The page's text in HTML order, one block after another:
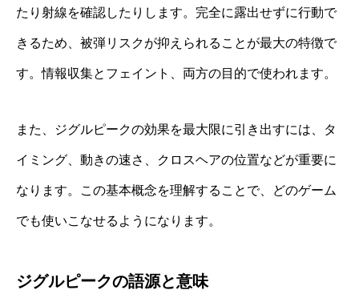
たり射線を確認したりします。完全に露出せずに行動で
きるため、被弾リスクが抑えられることが最大の特徴で
す。情報収集とフェイント、両方の目的で使われます。
また、ジグルピークの効果を最大限に引き出すには、タ
イミング、動きの速さ、クロスヘアの位置などが重要に
なります。この基本概念を理解することで、どのゲーム
でも使いこなせるようになります。
ジグルピークの語源と意味